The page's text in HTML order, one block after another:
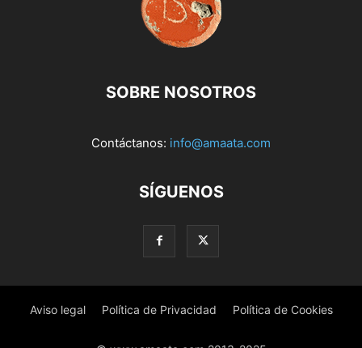
SOBRE NOSOTROS
Contáctanos: info@amaata.com
SÍGUENOS
Aviso legal Política de Privacidad Política de Cookies